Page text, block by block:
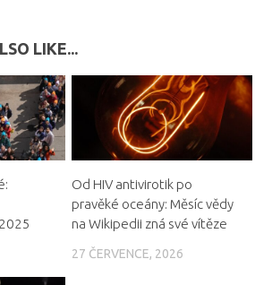
LIKE...
Od HIV antivirotik po
pravěké oceány: Měsíc vědy
na Wikipedii zná své vítěze
27 ČERVENCE, 2026